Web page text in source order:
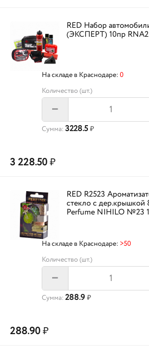
RED Набор
(ЭКСПЕРТ) 10пр RNA2
На складе в Краснодаре: 0
Количество (шт.)
–
Сумма: 3228.5 ₽
3 228.50₽
RED R2523
стекло с дер.крышкой
Perfume NIHILO №23
На складе в Краснодаре: >50
Количество (шт.)
–
Сумма: 288.9 ₽
288.90₽